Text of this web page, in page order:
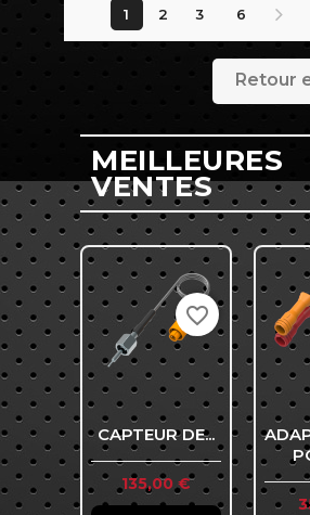
1 2 3 6
Retour
MEILLEURES
VENTES
CAPTEUR DE...
Prix
135,00 €
favorite_border